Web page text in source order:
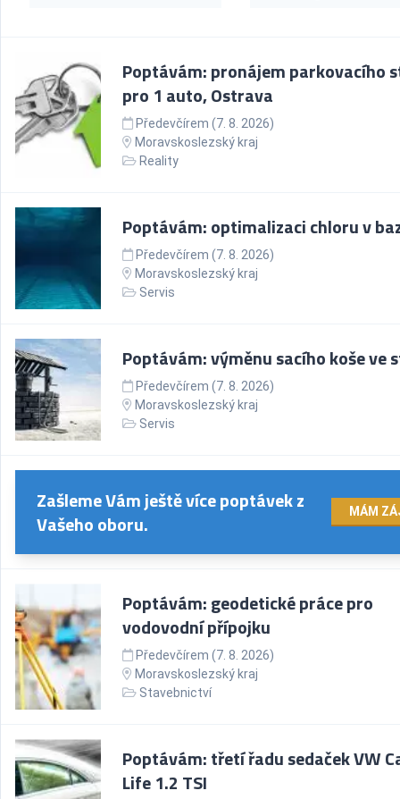
Poptávám: pronájem parkovacího
pro 1 auto, Ostrava
Předevčírem (7. 8. 2026)
Moravskoslezský kraj
Reality
Poptávám: optimalizaci chloru v
Předevčírem (7. 8. 2026)
Moravskoslezský kraj
Servis
Poptávám: výměnu sacího koše ve
Předevčírem (7. 8. 2026)
Moravskoslezský kraj
Servis
Zašleme Vám ještě více poptávek z
Vašeho oboru.
MÁM
Poptávám: geodetické práce pro
vodovodní přípojku
Předevčírem (7. 8. 2026)
Moravskoslezský kraj
Stavebnictví
Poptávám: třetí řadu sedaček VW
Life 1.2 TSI